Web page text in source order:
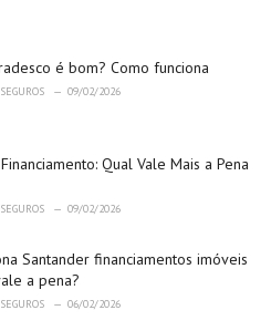
é bom? Como funciona
09/02/2026
Qual Vale Mais a Pena
09/02/2026
Santander financiamentos imóveis
a pena?
06/02/2026